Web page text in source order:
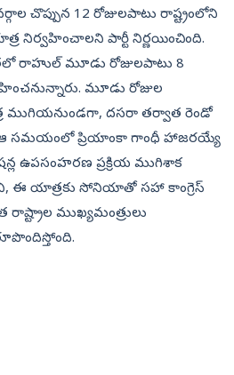
చొప్పున 12 రోజులపాటు రాష్ట్రంలోని
నిర్వహించాలని పార్టీ నిర్ణయించింది.
రాహుల్‌ మూడు రోజులపాటు 8
మూడు రోజుల
దసరా తర్వాత రెండో
ఆ సమయంలో ప్రియాంకా గాంధీ హాజరయ్యే
ఉపసంహరణ ప్రక్రియ ముగిశాక
ఈ యాత్రకు సోనియాతో సహా కాంగ్రెస్‌
రాష్ట్రాల ముఖ్యమంత్రులు